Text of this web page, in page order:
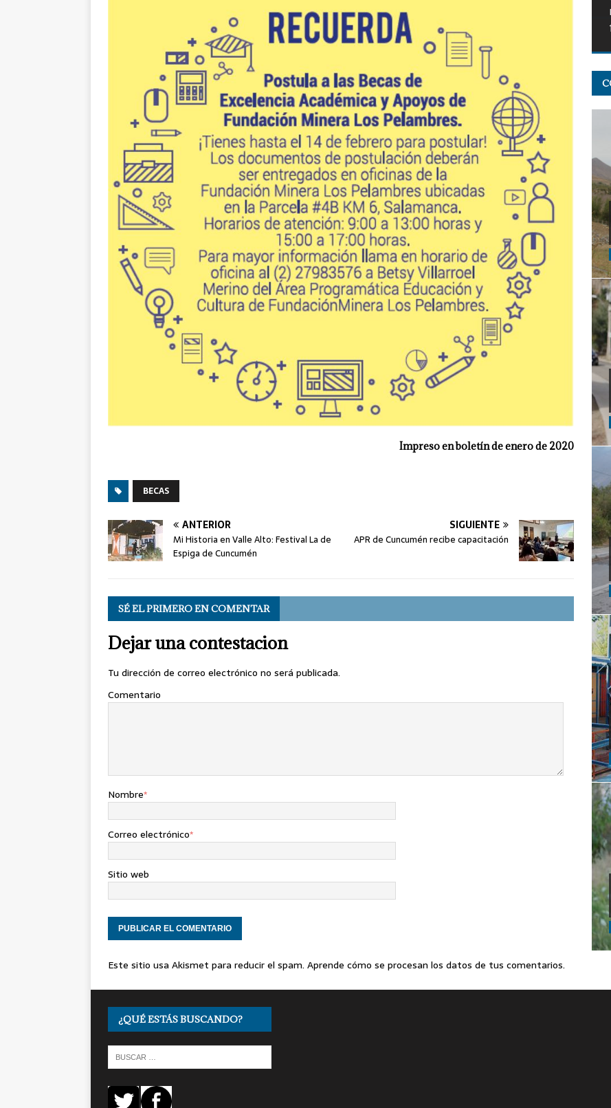
Impreso en boletín de enero de 2020
BECAS
ANTERIOR
Mi Historia en Valle Alto: Festival La de
Espiga de Cuncumén
SIGUIENTE
APR de Cuncumén recibe capacitación
SÉ EL PRIMERO EN COMENTAR
Dejar una contestacion
Tu dirección de correo electrónico no será publicada.
Comentario
Nombre*
Correo electrónico*
Sitio web
Este sitio usa Akismet para reducir el spam. Aprende cómo se procesan los datos de tus comentarios.
¿QUÉ ESTÁS BUSCANDO?